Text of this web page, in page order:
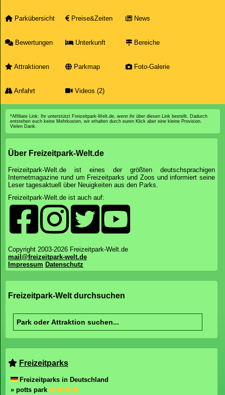
Parkübersicht Preise&Zeiten News
Bewertungen Unterkunft Bereiche
Attraktionen Parkmap Foto-Galerie
Anfahrt Videos (2)
*Affiliate Link: Ihr unterstützt Freizeitpark-Welt.de, wenn ihr über diesen Link bestellt. Dadurch
entstehen euch keine Mehrkosten, wir erhalten durch euren Klick aber eine kleine Provision.
Vielen Dank.
Über Freizeitpark-Welt.de
Freizeitpark-Welt.de ist eines der größten deutschsprachigen
Internetmagazine rund um Freizeitparks und Zoos und informiert seine
Leser tagesaktuell über Neuigkeiten aus den Parks.
Freizeitpark-Welt.de ist auch auf:
Copyright 2003-2026 Freizeitpark-Welt.de
mail@freizeitpark-welt.de
Impressum Datenschutz
Freizeitpark-Welt durchsuchen
Freizeitparks
Freizeitparks in Deutschland
» potts park